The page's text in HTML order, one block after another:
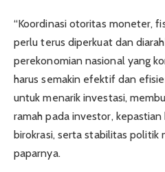
“Koordinasi otoritas moneter,
perlu terus diperkuat dan
perekonomian nasional yang
harus semakin efektif dan
untuk menarik investasi,
ramah pada investor, kepastian
birokrasi, serta stabilitas politik
paparnya.